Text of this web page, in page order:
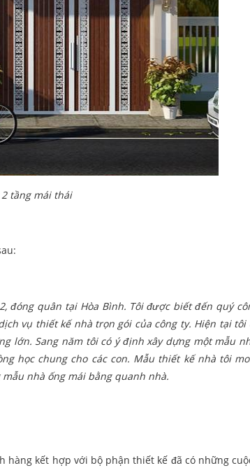
tầng mái thái
đóng quân tại Hòa Bình. Tôi được biết đến quý
vụ thiết kế nhà trọn gói của công ty. Hiện tại tôi
lớn. Sang năm tôi có ý định xây dựng một mẫu
học chung cho các con. Mẫu thiết kế nhà tôi
nhà ống mái bằng quanh nhà.
hàng kết hợp với bộ phận thiết kế đã có những